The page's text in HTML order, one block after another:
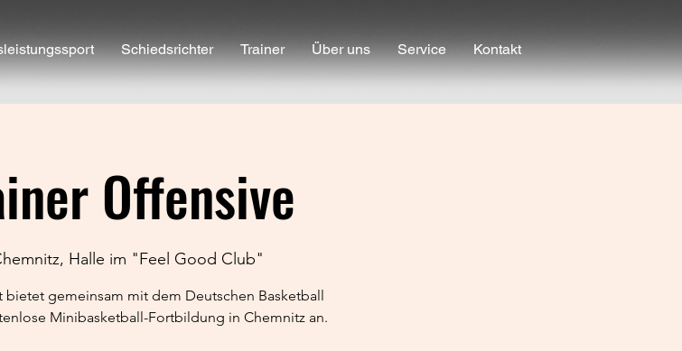
Schiedsrichter Trainer Über uns Service Kontakt
Offensive
Halle im "Feel Good Club"
bietet gemeinsam mit dem Deutschen Basketball
Minibasketball-Fortbildung in Chemnitz an.